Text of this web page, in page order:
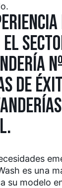
DE
es una
su modelo